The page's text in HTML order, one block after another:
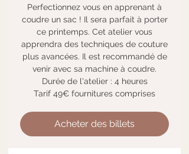
Perfectionnez vous en apprenant à
coudre un sac ! Il sera parfait à porter
ce printemps. Cet atelier vous
apprendra des techniques de couture
plus avancées. Il est recommandé de
venir avec sa machine à coudre.
Durée de l'atelier : 4 heures
Tarif 49€ fournitures comprises
Acheter des billets